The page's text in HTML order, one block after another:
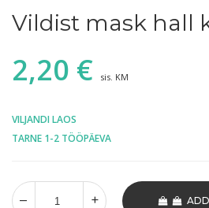
Vildist mask hall
2,20 € sis. KM
VILJANDI LAOS
TARNE 1-2 TÖÖPÄEVA